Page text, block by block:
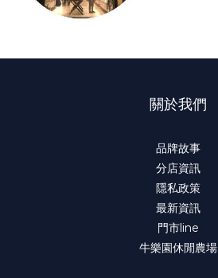
關於我們
品牌故事
分店資訊
隱私政策
最新資訊
門市line
牛樂園休閒農場